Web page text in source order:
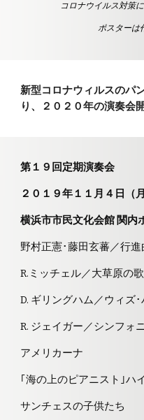
コロナウイルス対策
ポスターは
新型コロナウィルスのパ
り、２０２０年の演奏会
第１９回定期演奏会
２０１９年１１月４日（月
横浜市市民文化会館 関内
野村正憲･藤田玄蕃／行
R.ミッチェル／大草原の歌
D. ギリングハム／ウィズ
R. ジェイガー／シンフォ
アメリカーナ
｢海の上のピアニスト｣ハ
サンチェスの子供たち